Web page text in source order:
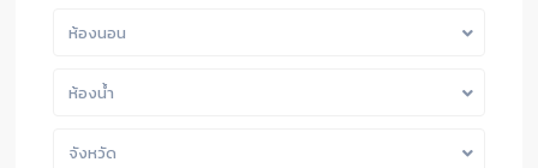
ห้องนอน
ห้องน้ำ
จังหวัด